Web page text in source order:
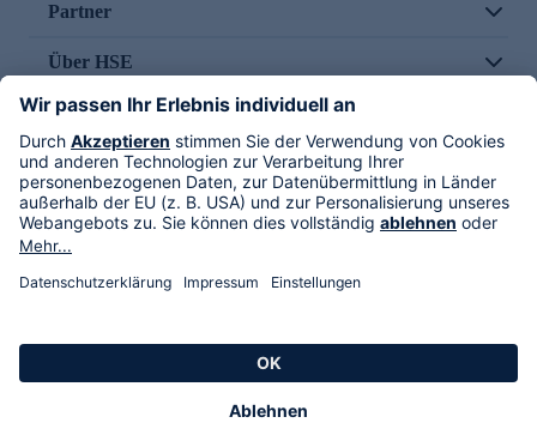
Partner
Über HSE
Im TV
HSE International